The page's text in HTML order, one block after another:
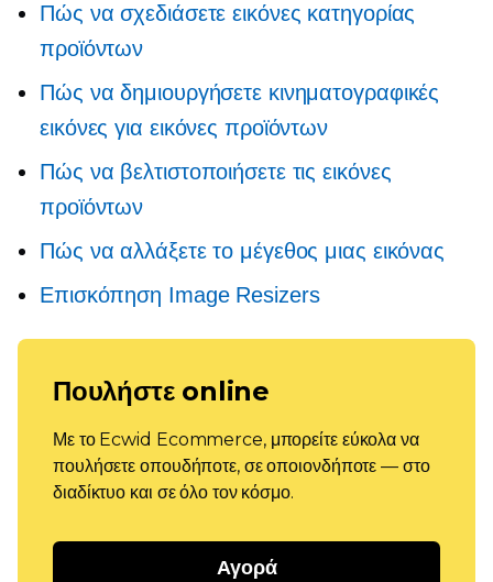
Πώς να σχεδιάσετε εικόνες κατηγορίας
προϊόντων
Πώς να δημιουργήσετε κινηματογραφικές
εικόνες για εικόνες προϊόντων
Πώς να βελτιστοποιήσετε τις εικόνες
προϊόντων
Πώς να αλλάξετε το μέγεθος μιας εικόνας
Επισκόπηση Image Resizers
Πουλήστε online
Με το Ecwid Ecommerce, μπορείτε εύκολα να
πουλήσετε οπουδήποτε, σε οποιονδήποτε — στο
διαδίκτυο και σε όλο τον κόσμο.
Αγορά